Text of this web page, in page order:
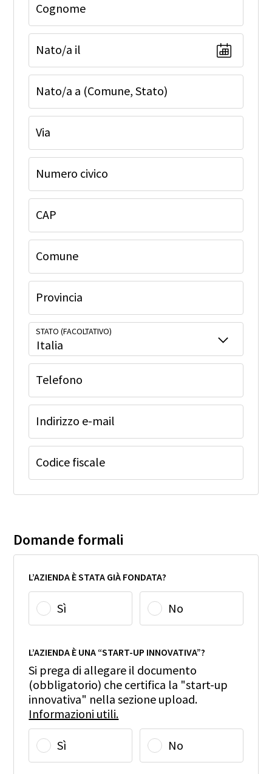
Cognome
Nato/a il
Nato/a a (Comune, Stato)
Via
Numero civico
CAP
Comune
Provincia
STATO (FACOLTATIVO)
Italia
Telefono
Indirizzo e-mail
Codice fiscale
Domande formali
L’AZIENDA È STATA GIÀ FONDATA?
Sì No
L’AZIENDA È UNA “START-UP INNOVATIVA”?
Si prega di allegare il documento
(obbligatorio) che certifica la "start-up
innovativa" nella sezione upload.
Informazioni utili.
Sì No